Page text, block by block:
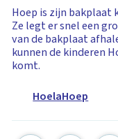
Hoep is zijn bakplaat
Ze legt er snel een
van de bakplaat
kunnen de kinderen
komt.
HoelaHoep